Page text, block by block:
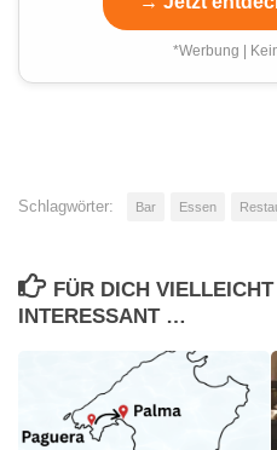
*Werbung |
Schlagwörter: Bar Essen
FÜR DICH
INTERESSANT …